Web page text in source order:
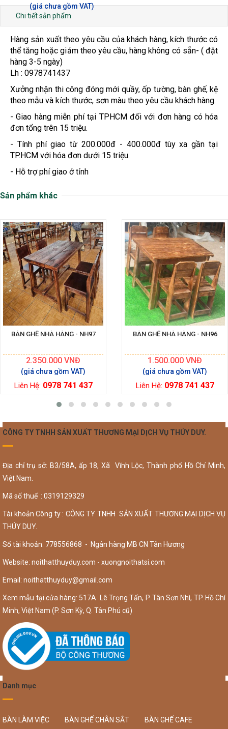
Chi tiết sản phẩm
Hàng sản xuất theo yêu cầu của khách hàng, kích thước có
thể tăng hoặc giảm theo yêu cầu, hàng không có sẵn- ( đặt
hàng 3-5 ngày)
Lh : 0978741437
Xưởng nhận thi công đóng mới quầy, ốp tường, bàn ghế, kệ
theo mẫu và kích thước, sơn màu theo yêu cầu khách hàng.
- Giao hàng miễn phí tại TPHCM đối với đơn hàng có hóa
đơn tổng trên 15 triệu.
- Tính phí giao từ 200.000đ - 400.000đ tùy xa gần tại
TP.HCM với hóa đơn dưới 15 triệu.
- Hỗ trợ phí giao ở tỉnh
Sản phẩm khác
BÀN GHẾ NHÀ HÀNG - NH97
2.350.000 VNĐ
Liên Hệ: 0978 741 437
BÀN GHẾ NHÀ HÀNG - NH96
1.500.000 VNĐ
Liên Hệ: 0978 741 437
CÔNG TY TNHH SẢN XUẤT THƯƠNG MẠI DỊCH VỤ THÚY DUY.
Địa chỉ trụ sở: B3/58A, ấp 18, Xã Vĩnh Lộc, Thành phố Hồ Chí Minh,
Việt Nam.
Mã số thuế : 0319129329
Tài khoản Công ty : CÔNG TY TNHH SẢN XUẤT THƯƠNG MẠI DỊCH VỤ
THÚY DUY.
Số tài khoản: 778556868 - Ngân hàng MB CN Tân Hương
Website: noithatthuyduy.com - xuongnoithatsi.com
Email: noithatthuyduy@gmail.com
Xem mẫu tại cửa hàng: 517A Lê Trọng Tấn, P. Tân Sơn Nhì, TP. Hồ Chí
Minh, Việt Nam (P. Sơn Kỳ, Q. Tân Phú cũ)
Danh mục
BÀN LÀM VIỆC BÀN GHẾ CHÂN SẮT
BÀN GHẾ CAFE